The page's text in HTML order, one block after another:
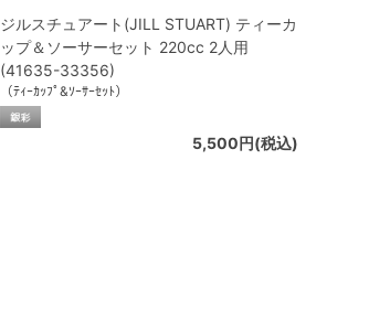
ジルスチュアート(JILL STUART) ティーカ
ップ＆ソーサーセット 220cc 2人用
(41635-33356)
（ﾃｨｰｶｯﾌﾟ&ｿｰｻｰｾｯﾄ）
5,500円(税込)